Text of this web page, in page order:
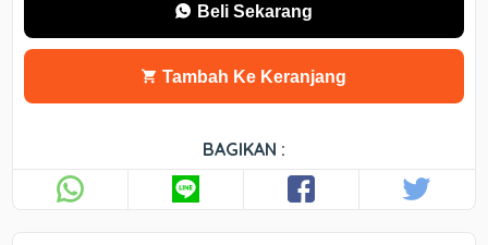
Beli Sekarang
Tambah Ke Keranjang
BAGIKAN :